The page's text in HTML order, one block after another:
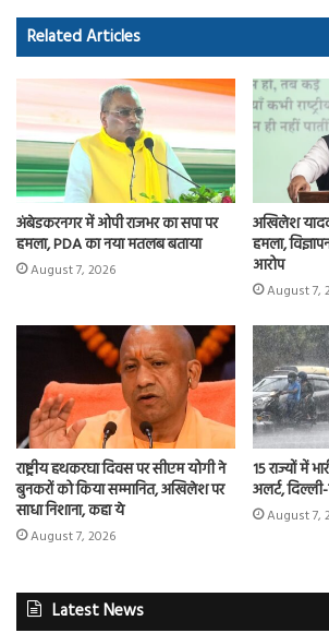
o
ok
d
o
n
Related Articles
अंबेडकरनगर में ओपी राजभर का सपा पर
हमला, PDA का नया मतलब बताया
August 7, 2026
अखिलेश
हमला,
आरोप
August 7,
राष्ट्रीय हथकरघा दिवस पर सीएम योगी ने
बुनकरों को किया सम्मानित, अखिलेश पर
साधा निशाना, कहा ये
August 7, 2026
15 राज्यों में
अलर्ट,
August 7,
Latest News